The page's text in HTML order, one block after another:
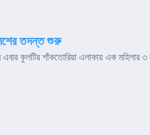
তদন্ত শুরু
কুলটির শাঁকতোরিয়া এলাকায় এক মহিলার ৩